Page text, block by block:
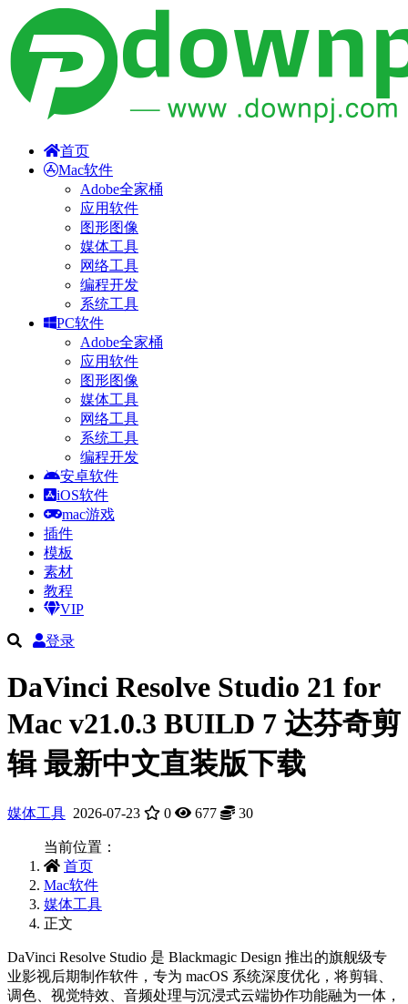
首页
Mac软件
Adobe全家桶
应用软件
图形图像
媒体工具
网络工具
编程开发
系统工具
PC软件
Adobe全家桶
应用软件
图形图像
媒体工具
网络工具
系统工具
编程开发
安卓软件
iOS软件
mac游戏
插件
模板
素材
教程
VIP
登录
DaVinci Resolve Studio 21 for
Mac v21.0.3 BUILD 7 达芬奇剪
辑 最新中文直装版下载
媒体工具 2026-07-23 0 677 30
当前位置：
首页
Mac软件
媒体工具
正文
DaVinci Resolve Studio 是 Blackmagic Design 推出的旗舰级专
业影视后期制作软件，专为 macOS 系统深度优化，将剪辑、
调色、视觉特效、音频处理与沉浸式云端协作功能融为一体，